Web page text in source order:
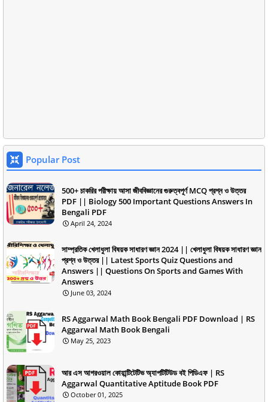
Popular Post
500+ চাকরির পরীক্ষায় আসা জীববিজ্ঞানের গুরুত্বপূর্ণ MCQ প্রশ্ন ও উত্তর
PDF || Biology 500 Important Questions Answers In
Bengali PDF
April 24, 2024
সাম্প্রতিক খেলাধুলা বিষয়ক সাধারণ জ্ঞান 2024 || খেলাধুলা বিষয়ক সাধারণ জ্ঞান
প্রশ্ন ও উত্তর || Latest Sports Quiz Questions and
Answers || Questions On Sports and Games With
Answers
June 03, 2024
RS Aggarwal Math Book Bengali PDF Download | RS
Aggarwal Math Book Bengali
May 25, 2023
আর এস আগরওয়াল কোয়ান্টিটেটিভ অ্যাপটিটিউড বই পিডিএফ | RS
Aggarwal Quantitative Aptitude Book PDF
October 01, 2025